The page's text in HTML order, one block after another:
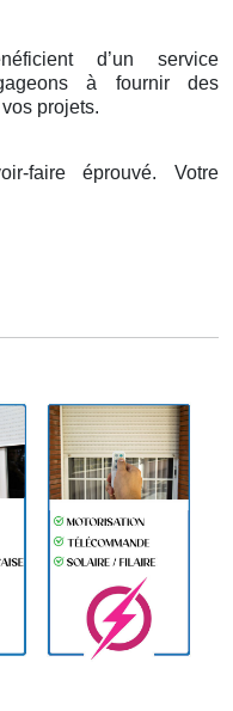
d’un service
à fournir des
projets.
faire éprouvé. Votre